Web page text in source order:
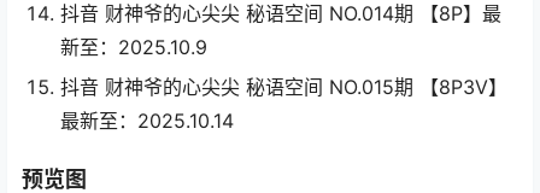
抖音 财神爷的心尖尖 秘语空间 NO.014期 【8P】最
新至：2025.10.9
抖音 财神爷的心尖尖 秘语空间 NO.015期 【8P3V】
最新至：2025.10.14
预览图